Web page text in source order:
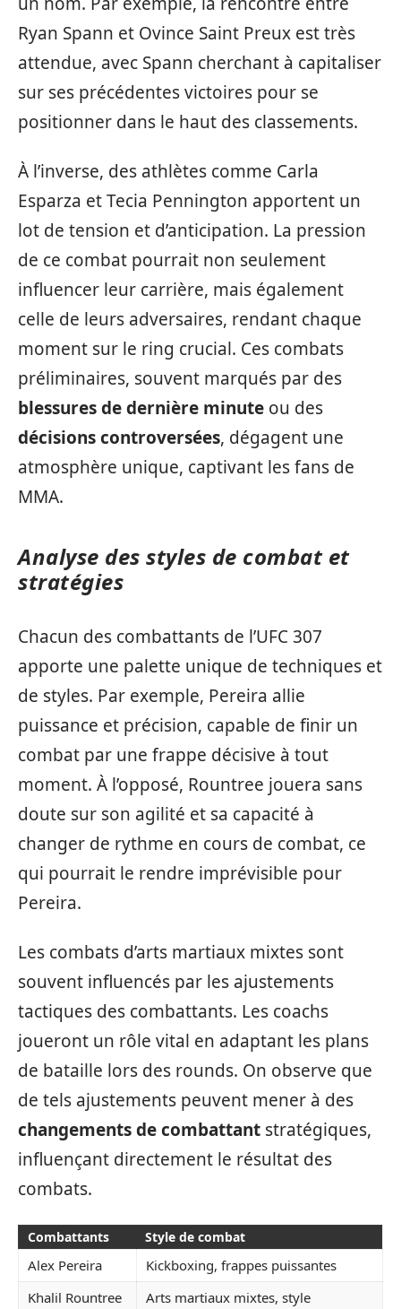
Ryan Spann et Ovince Saint Preux est très
attendue, avec Spann cherchant à capitaliser
sur ses précédentes victoires pour se
positionner dans le haut des classements.
À l’inverse, des athlètes comme Carla
Esparza et Tecia Pennington apportent un
lot de tension et d’anticipation. La pression
de ce combat pourrait non seulement
influencer leur carrière, mais également
celle de leurs adversaires, rendant chaque
moment sur le ring crucial. Ces combats
préliminaires, souvent marqués par des
blessures de dernière minute ou des
décisions controversées, dégagent une
atmosphère unique, captivant les fans de
MMA.
Analyse des styles de combat et
stratégies
Chacun des combattants de l’UFC 307
apporte une palette unique de techniques et
de styles. Par exemple, Pereira allie
puissance et précision, capable de finir un
combat par une frappe décisive à tout
moment. À l’opposé, Rountree jouera sans
doute sur son agilité et sa capacité à
changer de rythme en cours de combat, ce
qui pourrait le rendre imprévisible pour
Pereira.
Les combats d’arts martiaux mixtes sont
souvent influencés par les ajustements
tactiques des combattants. Les coachs
joueront un rôle vital en adaptant les plans
de bataille lors des rounds. On observe que
de tels ajustements peuvent mener à des
changements de combattant stratégiques,
influençant directement le résultat des
combats.
Combattants Style de combat
Alex Pereira
Kickboxing, frappes puissantes
Khalil Rountree
Arts martiaux mixtes, style